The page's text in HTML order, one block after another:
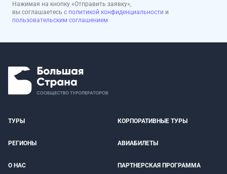
Нажимая на кнопку «Отправить заявку»,
вы соглашаетесь с политикой конфиденциальности и
пользовательским соглашением
ТУРЫ КОРПОРАТИВНЫЕ ТУРЫ
РЕГИОНЫ АВИАБИЛЕТЫ
О НАС ПАРТНЕРСКАЯ ПРОГРАММА